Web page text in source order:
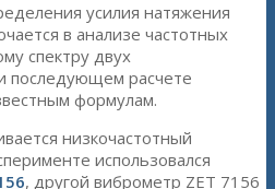
усилия натяжения
в анализе частотных
спектру двух
последующем расчете
формулам.
низкочастотный
использовался
, другой виброметр ZET 7156